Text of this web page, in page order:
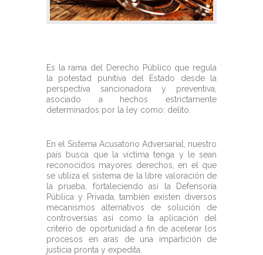
Es la rama del Derecho Público que regula
la potestad punitiva del Estado desde la
perspectiva sancionadora y preventiva,
asociado a hechos estrictamente
determinados por la ley como: delito.
En el Sistema Acusatorio Adversarial, nuestro
país busca que la víctima tenga y le sean
reconocidos mayores derechos, en el que
se utiliza el sistema de la libre valoración de
la prueba, fortaleciendo así la Defensoría
Pública y Privada, también existen diversos
mecanismos alternativos de solución de
controversias así como la aplicación del
criterio de oportunidad a fin de acelerar los
procesos en aras de una impartición de
justicia pronta y expedita.